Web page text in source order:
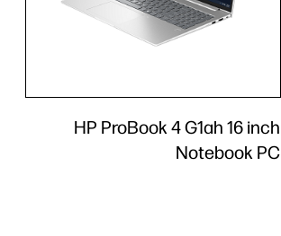
HP ProBook 4 G1ah 16 inch
Notebook PC